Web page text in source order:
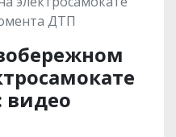
ДТП
видео